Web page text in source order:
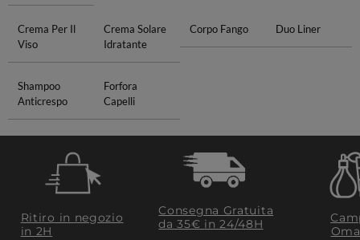
Crema Per Il
Viso
Crema Solare
Idratante
Corpo Fango Duo Liner
Shampoo
Anticrespo
Forfora
Capelli
Ritiro in negozio
in 2H
Consegna Gratuita
da 35€​ in 24/48H